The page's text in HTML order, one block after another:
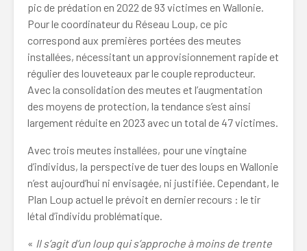
pic de prédation en 2022 de 93 victimes en Wallonie.
Pour le coordinateur du Réseau Loup, ce pic
correspond aux premières portées des meutes
installées, nécessitant un approvisionnement rapide et
régulier des louveteaux par le couple reproducteur.
Avec la consolidation des meutes et l’augmentation
des moyens de protection, la tendance s’est ainsi
largement réduite en 2023 avec un total de 47 victimes.
Avec trois meutes installées, pour une vingtaine
d’individus, la perspective de tuer des loups en Wallonie
n’est aujourd’hui ni envisagée, ni justifiée. Cependant, le
Plan Loup actuel le prévoit en dernier recours : le tir
létal d’individu problématique.
« Il s’agit d’un loup qui s’approche à moins de trente